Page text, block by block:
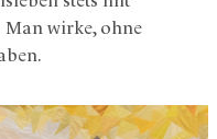
wirke, ohne